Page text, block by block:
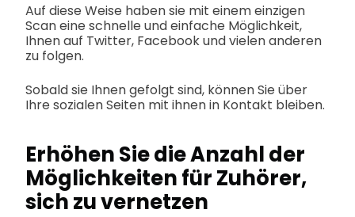
Auf diese Weise haben sie mit einem einzigen
Scan eine schnelle und einfache Möglichkeit,
Ihnen auf Twitter, Facebook und vielen anderen
zu folgen.
Sobald sie Ihnen gefolgt sind, können Sie über
Ihre sozialen Seiten mit ihnen in Kontakt bleiben.
Erhöhen Sie die Anzahl der
Möglichkeiten für Zuhörer,
sich zu vernetzen